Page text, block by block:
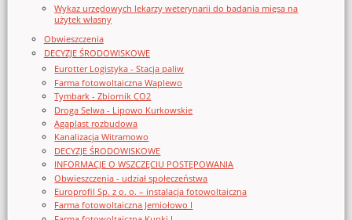
Wykaz urzędowych lekarzy weterynarii do badania mięsa na
użytek własny
Obwieszczenia
DECYZJE ŚRODOWISKOWE
Eurotter Logistyka - Stacja paliw
Farma fotowoltaiczna Waplewo
Tymbark - Zbiornik CO2
Droga Selwa - Lipowo Kurkowskie
Agaplast rozbudowa
Kanalizacja Witramowo
DECYZJE ŚRODOWISKOWE
INFORMACJE O WSZCZĘCIU POSTĘPOWANIA
Obwieszczenia - udział społeczeństwa
Europrofil Sp. z o. o. – instalacja fotowoltaiczna
Farma fotowoltaiczna Jemiołowo I